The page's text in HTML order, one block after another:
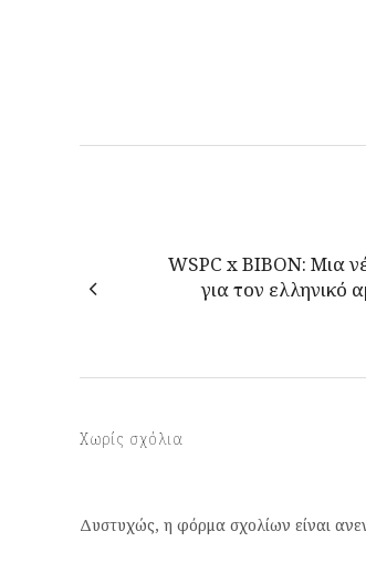
WSPC x BIBON: Μια
για τον ελληνικό
Χωρίς σχόλια
Δυστυχώς, η φόρμα σχολίων είναι